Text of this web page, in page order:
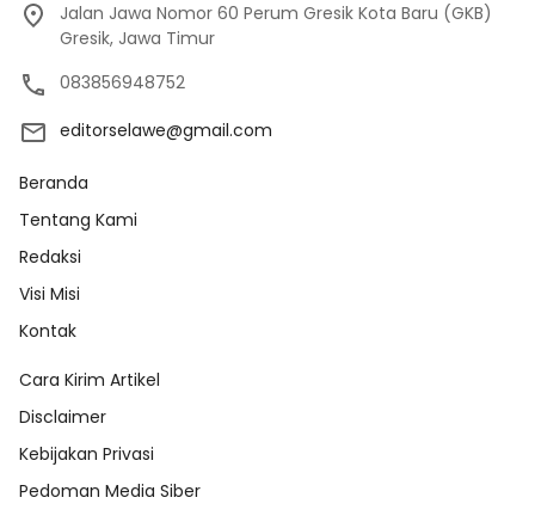
Jalan Jawa Nomor 60 Perum Gresik Kota Baru (GKB)
Gresik, Jawa Timur
083856948752
editorselawe@gmail.com
Beranda
Tentang Kami
Redaksi
Visi Misi
Kontak
Cara Kirim Artikel
Disclaimer
Kebijakan Privasi
Pedoman Media Siber